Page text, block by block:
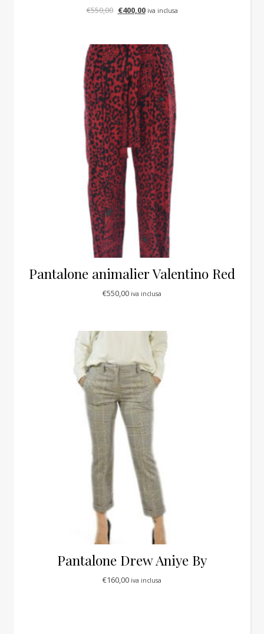
€550,00 Il prezzo originale era: €550,00.
€400,00Il prezzo attuale è: €400,00.
iva inclusa
Pantalone animalier Valentino Red
€550,00 iva inclusa
Pantalone Drew Aniye By
€160,00 iva inclusa